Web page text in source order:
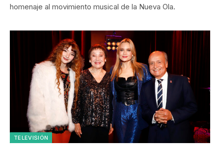
homenaje al movimiento musical de la Nueva Ola.
TELEVISIÓN